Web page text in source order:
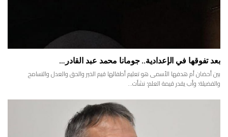
بعد تفوقها في الإعدادية.. جومانا محمد عبد القادر…
بين أحضان أم هدفها الأسمى هو تعليم أطفالها قيم الخير والحق والعدل والتسامح
والفضيلة؛ وأب يقدر قيمة العلم؛ نشأت…